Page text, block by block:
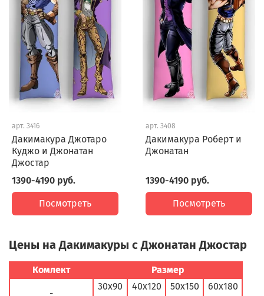
арт. 3416
Дакимакура Джотаро
Куджо и Джонатан
Джостар
1390-4190 руб.
Посмотреть
арт. 3408
Дакимакура Роберт и
Джонатан
1390-4190 руб.
Посмотреть
Цены на Дакимакуры с Джонатан Джостар
Комлект Размер
-
30х90
40х120
50х150
60х180